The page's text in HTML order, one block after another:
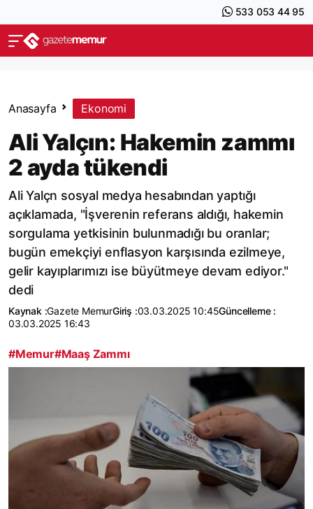
533 053 44 95
Anasayfa Ekonomi
Ali Yalçın: Hakemin zammı
2 ayda tükendi
Ali Yalçn sosyal medya hesabından yaptığı
açıklamada, "İşverenin referans aldığı, hakemin
sorgulama yetkisinin bulunmadığı bu oranlar;
bugün emekçiyi enflasyon karşısında ezilmeye,
gelir kayıplarımızı ise büyütmeye devam ediyor."
dedi
Kaynak :Gazete MemurGiriş :03.03.2025 10:45Güncelleme :
03.03.2025 16:43
#Memur#Maaş Zammı